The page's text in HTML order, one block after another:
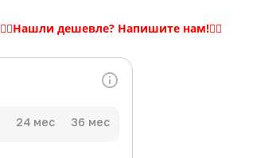
24 мес 36 мес